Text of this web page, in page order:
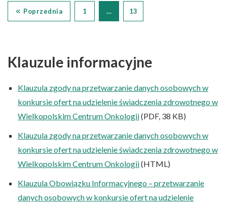
Poprzednia 1 … 13
Klauzule informacyjne
Klauzula zgody na przetwarzanie danych osobowych w
konkursie ofert na udzielenie świadczenia zdrowotnego w
Wielkopolskim Centrum Onkologii(PDF, 38 KB)
Klauzula zgody na przetwarzanie danych osobowych w
konkursie ofert na udzielenie świadczenia zdrowotnego w
Wielkopolskim Centrum Onkologii(HTML)
Klauzula Obowiązku Informacyjnego – przetwarzanie
danych osobowych w konkursie ofert na udzielenie